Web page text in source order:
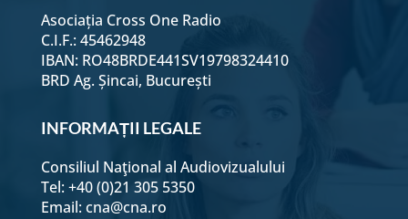
Asociația Cross One Radio
C.I.F.: 45462948
IBAN: RO48BRDE441SV19798324410
BRD Ag. Șincai, București
INFORMAȚII LEGALE
Consiliul Naţional al Audiovizualului
Tel: +40 (0)21 305 5350
Email: cna@cna.ro